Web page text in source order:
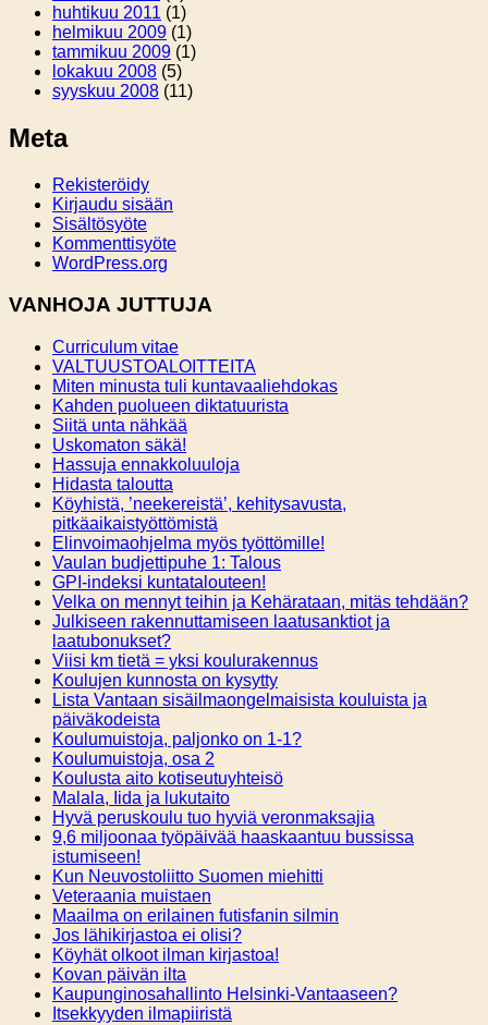
huhtikuu 2011 (1)
helmikuu 2009 (1)
tammikuu 2009 (1)
lokakuu 2008 (5)
syyskuu 2008 (11)
Meta
Rekisteröidy
Kirjaudu sisään
Sisältösyöte
Kommenttisyöte
WordPress.org
VANHOJA JUTTUJA
Curriculum vitae
VALTUUSTOALOITTEITA
Miten minusta tuli kuntavaaliehdokas
Kahden puolueen diktatuurista
Siitä unta nähkää
Uskomaton säkä!
Hassuja ennakkoluuloja
Hidasta taloutta
Köyhistä, ’neekereistä’, kehitysavusta,
pitkäaikaistyöttömistä
Elinvoimaohjelma myös työttömille!
Vaulan budjettipuhe 1: Talous
GPI-indeksi kuntatalouteen!
Velka on mennyt teihin ja Kehärataan, mitäs tehdään?
Julkiseen rakennuttamiseen laatusanktiot ja
laatubonukset?
Viisi km tietä = yksi koulurakennus
Koulujen kunnosta on kysytty
Lista Vantaan sisäilmaongelmaisista kouluista ja
päiväkodeista
Koulumuistoja, paljonko on 1-1?
Koulumuistoja, osa 2
Koulusta aito kotiseutuyhteisö
Malala, Iida ja lukutaito
Hyvä peruskoulu tuo hyviä veronmaksajia
9,6 miljoonaa työpäivää haaskaantuu bussissa
istumiseen!
Kun Neuvostoliitto Suomen miehitti
Veteraania muistaen
Maailma on erilainen futisfanin silmin
Jos lähikirjastoa ei olisi?
Köyhät olkoot ilman kirjastoa!
Kovan päivän ilta
Kaupunginosahallinto Helsinki-Vantaaseen?
Itsekkyyden ilmapiiristä